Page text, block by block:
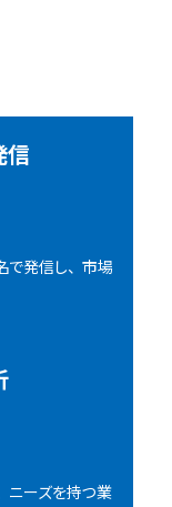
信
で発信し、市場
ニーズを持つ業